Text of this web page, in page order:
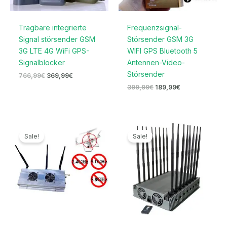
Tragbare integrierte
Signal störsender GSM
3G LTE 4G WiFi GPS-
Signalblocker
766,99€ 369,99€
Frequenzsignal-
Störsender GSM 3G
WIFI GPS Bluetooth 5
Antennen-Video-
Störsender
399,99€ 189,99€
Sale!
1.799,00€
Preis
ist:
869,99€.
Sale!
Ursprünglicher
Preis
war:
2.199,00€
Preis
ist:
1.599,99€.